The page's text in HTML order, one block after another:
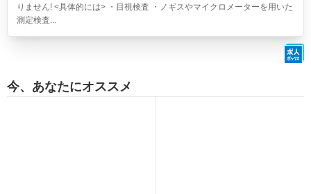
りません! <具体的には> ・目視検査 ・ノギスやマイクロメーターを用いた
測定検査...
今、あなたにオススメ